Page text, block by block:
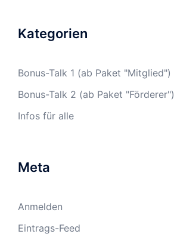
Kategorien
Bonus-Talk 1 (ab Paket "Mitglied")
Bonus-Talk 2 (ab Paket "Förderer")
Infos für alle
Meta
Anmelden
Eintrags-Feed